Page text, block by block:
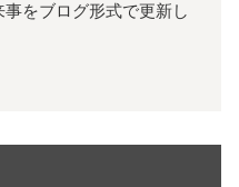
をブログ形式で更新し